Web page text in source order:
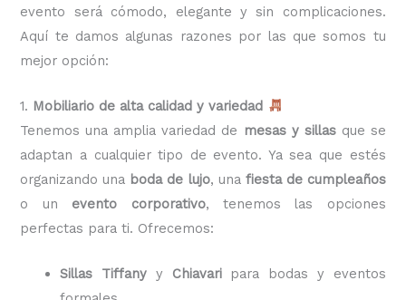
evento será cómodo, elegante y sin complicaciones.
Aquí te damos algunas razones por las que somos tu
mejor opción:
1. Mobiliario de alta calidad y variedad
Tenemos una amplia variedad de mesas y sillasque se
adaptan a cualquier tipo de evento. Ya sea que estés
organizando una boda de lujo, una fiesta de cumpleaños
o un evento corporativo, tenemos las opciones
perfectas para ti. Ofrecemos:
Sillas Tiffanyy Chiavaripara bodas y eventos